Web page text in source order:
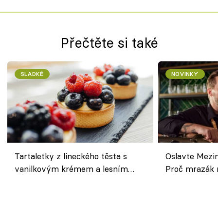
Přečtěte si také
SLADKÉ
Tartaletky z lineckého těsta s
vanilkovým krémem a lesním
NOVINKY
Oslavte
Proč